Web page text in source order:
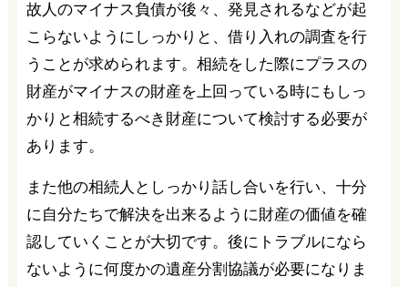
故人のマイナス負債が後々、発見されるなどが起
こらないようにしっかりと、借り入れの調査を行
うことが求められます。相続をした際にプラスの
財産がマイナスの財産を上回っている時にもしっ
かりと相続するべき財産について検討する必要が
あります。
また他の相続人としっかり話し合いを行い、十分
に自分たちで解決を出来るように財産の価値を確
認していくことが大切です。後にトラブルになら
ないように何度かの遺産分割協議が必要になりま